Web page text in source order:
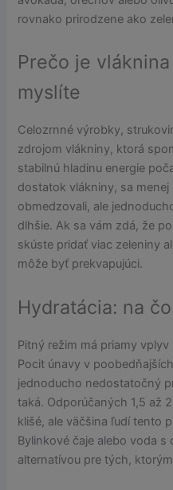
rovnako prirodzene ako
Prečo je
myslíte
Celozrnné výrobky,
zdrojom vlákniny, ktorá
stabilnú hladinu energie
dostatok vlákniny, sa
obmedzovali, ale
dlhšie. Ak sa vám zdá, že
skúste pridať viac zeleniny
môže byť prekvapujúci.
Hydratácia: na
Pitný režim má priamy
Pocit únavy v
jednoducho nedostatočný
taká. Odporúčaných 1,5 až
klišé, ale väčšina ľudí tento
Bylinkové čaje alebo voda s
alternatívou pre tých,